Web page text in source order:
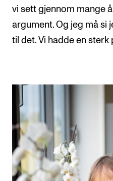
vi sett gjennom mange
argument. Og jeg må si
til det. Vi hadde en sterk